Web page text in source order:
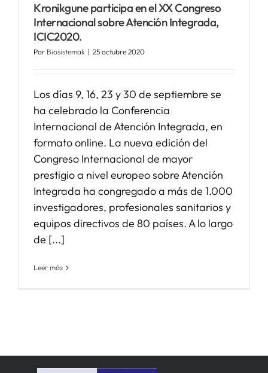
Kronikgune participa en el XX Congreso
Internacional sobre Atención Integrada,
ICIC2020.
Por Biosistemak | 25 octubre 2020
Los días 9, 16, 23 y 30 de septiembre se
ha celebrado la Conferencia
Internacional de Atención Integrada, en
formato online. La nueva edición del
Congreso Internacional de mayor
prestigio a nivel europeo sobre Atención
Integrada ha congregado a más de 1.000
investigadores, profesionales sanitarios y
equipos directivos de 80 países. A lo largo
de [...]
Leer más